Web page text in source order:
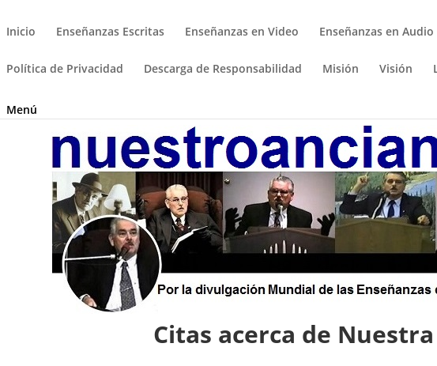
Inicio Enseñanzas Escritas Enseñanzas en Video Enseñanzas en Audio
Política de Privacidad Descarga de Responsabilidad Misión Visión
Menú
Citas acerca de